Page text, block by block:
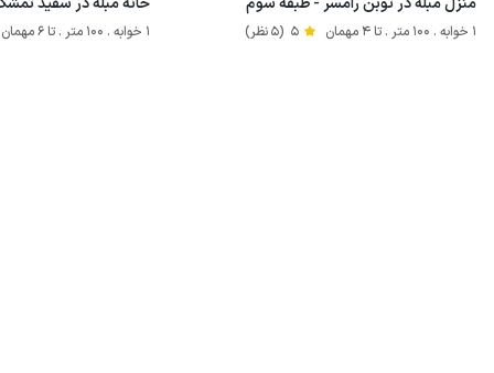
1 خوابه . 100 متر . تا 4 مهمان 5 (5 نظر) 1 خوابه . 100 متر . تا 6 مهمان